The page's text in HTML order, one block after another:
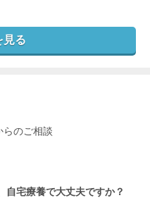
見る
らのご相談
自宅療養で大丈夫ですか？